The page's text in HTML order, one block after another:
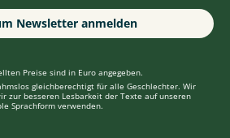
Newsletter anmelden
Preise sind in Euro angegeben.
gleichberechtigt für alle Geschlechter. Wir
zur besseren Lesbarkeit der Texte auf unseren
Sprachform verwenden.